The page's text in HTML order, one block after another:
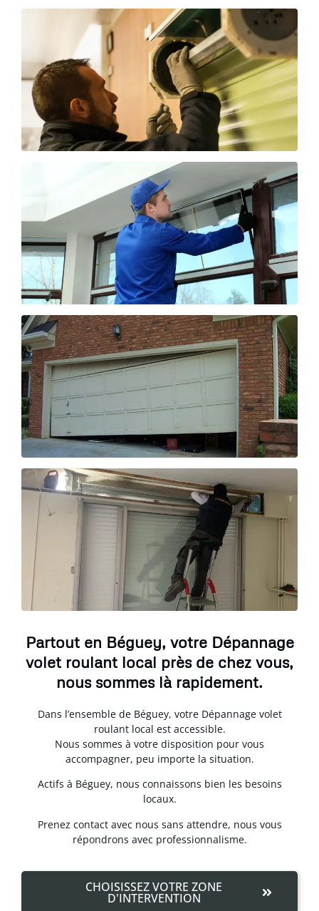
Partout en Béguey, votre Dépannage
volet roulant local près de chez vous,
nous sommes là rapidement.
Dans l’ensemble de Béguey, votre Dépannage volet
roulant local est accessible.
Nous sommes à votre disposition pour vous
accompagner, peu importe la situation.
Actifs à Béguey, nous connaissons bien les besoins
locaux.
Prenez contact avec nous sans attendre, nous vous
répondrons avec professionnalisme.
CHOISISSEZ VOTRE ZONE
D'INTERVENTION